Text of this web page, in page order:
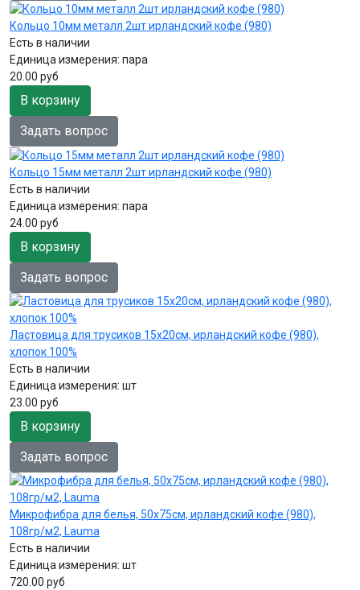
Кольцо 10мм металл 2шт ирландский кофе (980)
Есть в наличии
Единица измерения: пара
20.00 руб
В корзину
Задать вопрос
Кольцо 15мм металл 2шт ирландский кофе (980)
Есть в наличии
Единица измерения: пара
24.00 руб
В корзину
Задать вопрос
Ластовица для трусиков 15х20см, ирландский кофе (980),
хлопок 100%
Есть в наличии
Единица измерения: шт
23.00 руб
В корзину
Задать вопрос
Микрофибра для белья, 50х75см, ирландский кофе (980),
108гр/м2, Lauma
Есть в наличии
Единица измерения: шт
720.00 руб